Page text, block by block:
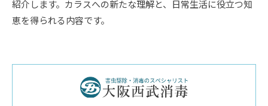
紹介します。カラスへの新たな理解と、日常生活に役立つ知
恵を得られる内容です。